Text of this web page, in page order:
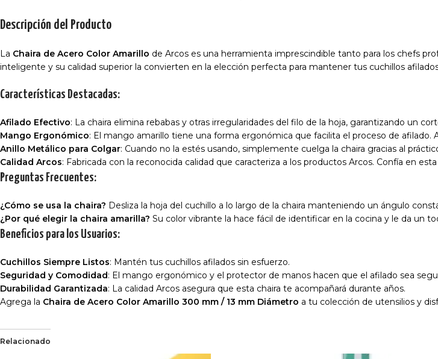
Descripción del Producto
La Chaira de Acero Color Amarillo de Arcos es una herramienta imprescindible tanto para los chefs
inteligente y su calidad superior la convierten en la elección perfecta para mantener tus cuchillos
Características Destacadas:
Afilado Efectivo: La chaira elimina rebabas y otras irregularidades del filo de la hoja, garantizando un
Mango Ergonómico: El mango amarillo tiene una forma ergonómica que facilita el proceso de
Anillo Metálico para Colgar: Cuando no la estés usando, simplemente cuelga la chaira gracias al
Calidad Arcos: Fabricada con la reconocida calidad que caracteriza a los productos Arcos. Confía en
Preguntas Frecuentes:
¿Cómo se usa la chaira? Desliza la hoja del cuchillo a lo largo de la chaira manteniendo un ángulo
¿Por qué elegir la chaira amarilla? Su color vibrante la hace fácil de identificar en la cocina y le da un
Beneficios para los Usuarios:
Cuchillos Siempre Listos: Mantén tus cuchillos afilados sin esfuerzo.
Seguridad y Comodidad: El mango ergonómico y el protector de manos hacen que el afilado sea
Durabilidad Garantizada: La calidad Arcos asegura que esta chaira te acompañará durante años.
Agrega la Chaira de Acero Color Amarillo 300 mm / 13 mm Diámetro a tu colección de utensilios y
Relacionado